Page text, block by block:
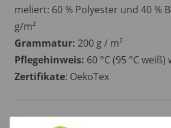
meliert: 60 % Polyester und 40 %
g/m²
Grammatur: 200 g / m²
Pflegehinweis: 60 °C (95 °C
Zertifikate: OekoTex